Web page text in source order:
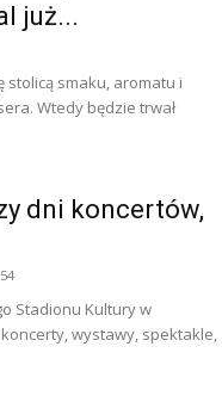
już...
smaku, aromatu i
Wtedy będzie trwał
dni koncertów,
Stadionu Kultury w
wystawy, spektakle,